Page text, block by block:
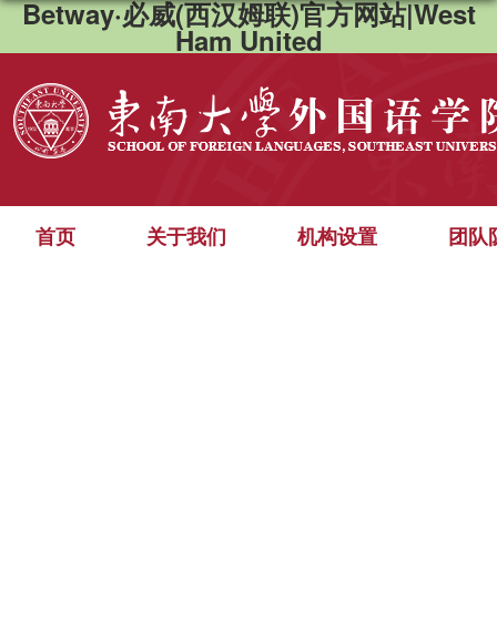
Betway·必威(西汉姆联)官方网站|West
Ham United
首页 关于我们 机构设置 团队